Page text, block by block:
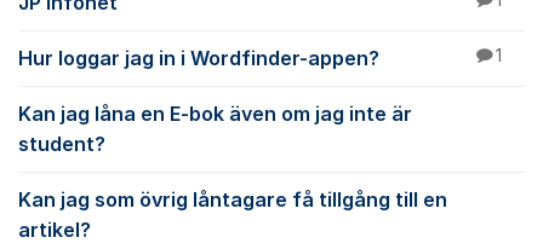
Hur loggar jag in i Wordfinder-appen? 1
Kan jag låna en E-bok även om jag inte är
student?
Kan jag som övrig låntagare få tillgång till en
artikel?